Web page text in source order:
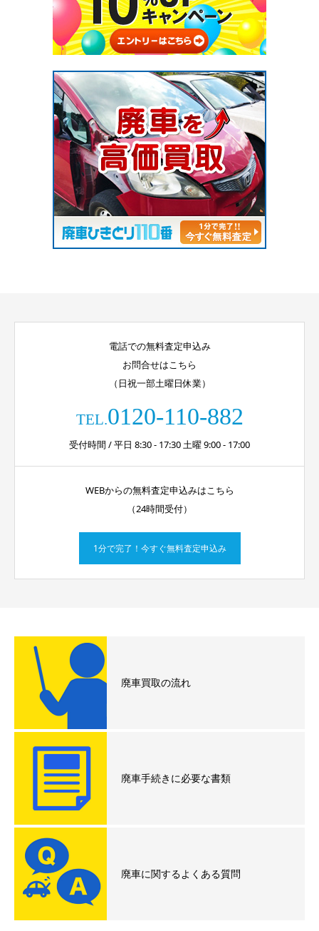
電話での無料査定申込み
お問合せはこちら
（日祝一部土曜日休業）
TEL.0120-110-882
受付時間 / 平日 8:30 - 17:30 土曜 9:00 - 17:00
WEBからの無料査定申込みはこちら
（24時間受付）
1分で完了！今すぐ無料査定申込み
廃車買取の流れ
廃車手続きに必要な書類
廃車に関するよくある質問